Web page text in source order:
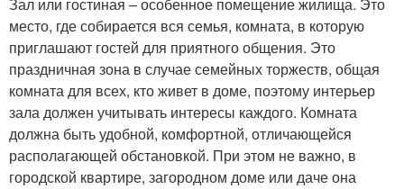
место, где собирается вся семья, комната, в которую
приглашают гостей для приятного общения. Это
праздничная зона в случае семейных торжеств, общая
комната для всех, кто живет в доме, поэтому интерьер
зала должен учитывать интересы каждого. Комната
должна быть удобной, комфортной, отличающейся
располагающей обстановкой. При этом не важно, в
городской квартире, загородном доме или даче она